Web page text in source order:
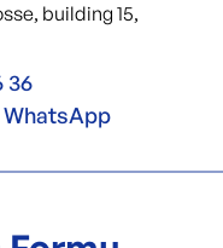
building 15,
36
WhatsApp